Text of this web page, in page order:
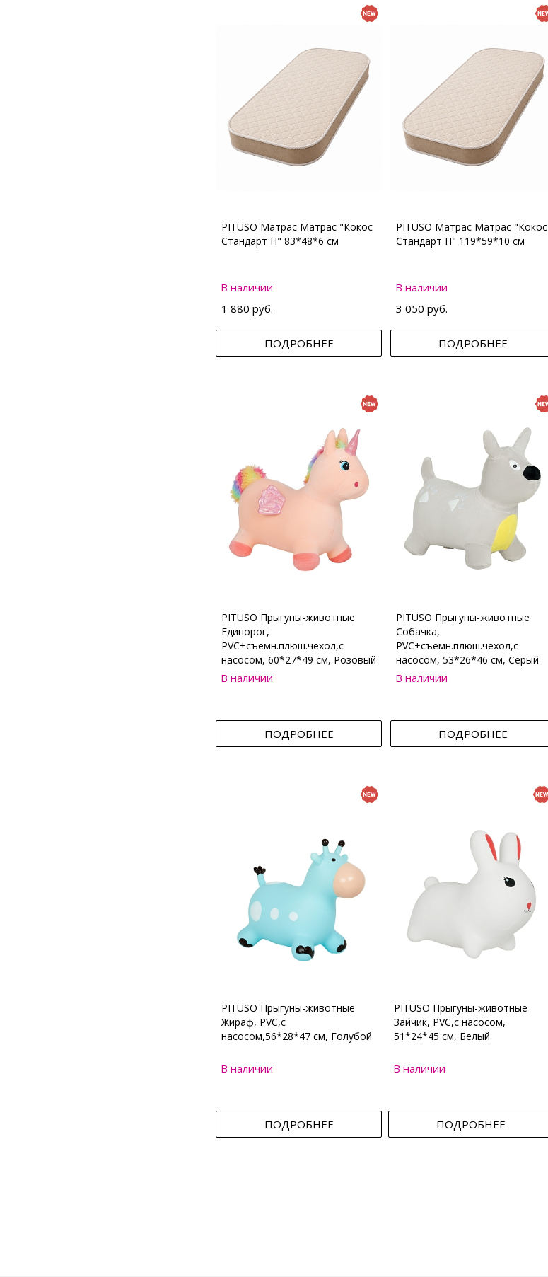
PITUSO Матрас Матрас "Кокос
Стандарт П" 83*48*6 см
В наличии
1 880 руб.
ПОДРОБНЕЕ
PITUSO Матрас Матрас "Кокос
Стандарт П" 119*59*10 см
В наличии
3 050 руб.
ПОДРОБНЕЕ
PITUSO Прыгуны-животные
Единорог,
PVC+съемн.плюш.чехол,с
насосом, 60*27*49 см, Розовый
В наличии
ПОДРОБНЕЕ
PITUSO Прыгуны-животные
Собачка,
PVC+съемн.плюш.чехол,с
насосом, 53*26*46 см, Серый
В наличии
ПОДРОБНЕЕ
PITUSO Прыгуны-животные
Жираф, PVC,с
насосом,56*28*47 см, Голубой
В наличии
ПОДРОБНЕЕ
PITUSO Прыгуны-животные
Зайчик, PVC,с насосом,
51*24*45 см, Белый
В наличии
ПОДРОБНЕЕ